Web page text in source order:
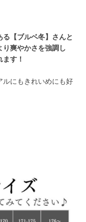
る【ブルベ冬】さんと
爽やかさを強調し
す！
ルにもきれいめにも好